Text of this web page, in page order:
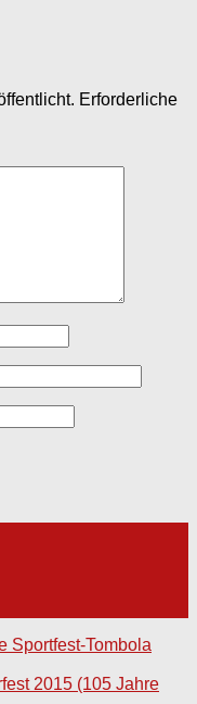
Erforderliche
Sportfest-Tombola
2015 (105 Jahre